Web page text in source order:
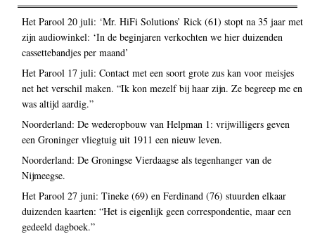
Het Parool 20 juli: ‘Mr. HiFi Solutions’ Rick (61) stopt na 35 jaar met
zijn audiowinkel: ‘In de beginjaren verkochten we hier duizenden
cassettebandjes per maand’
Het Parool 17 juli: Contact met een soort grote zus kan voor meisjes
net het verschil maken. “Ik kon mezelf bij haar zijn. Ze begreep me en
was altijd aardig.”
Noorderland: De wederopbouw van Helpman 1: vrijwilligers geven
een Groninger vliegtuig uit 1911 een nieuw leven.
Noorderland: De Groningse Vierdaagse als tegenhanger van de
Nijmeegse.
Het Parool 27 juni: Tineke (69) en Ferdinand (76) stuurden elkaar
duizenden kaarten: “Het is eigenlijk geen correspondentie, maar een
gedeeld dagboek.”